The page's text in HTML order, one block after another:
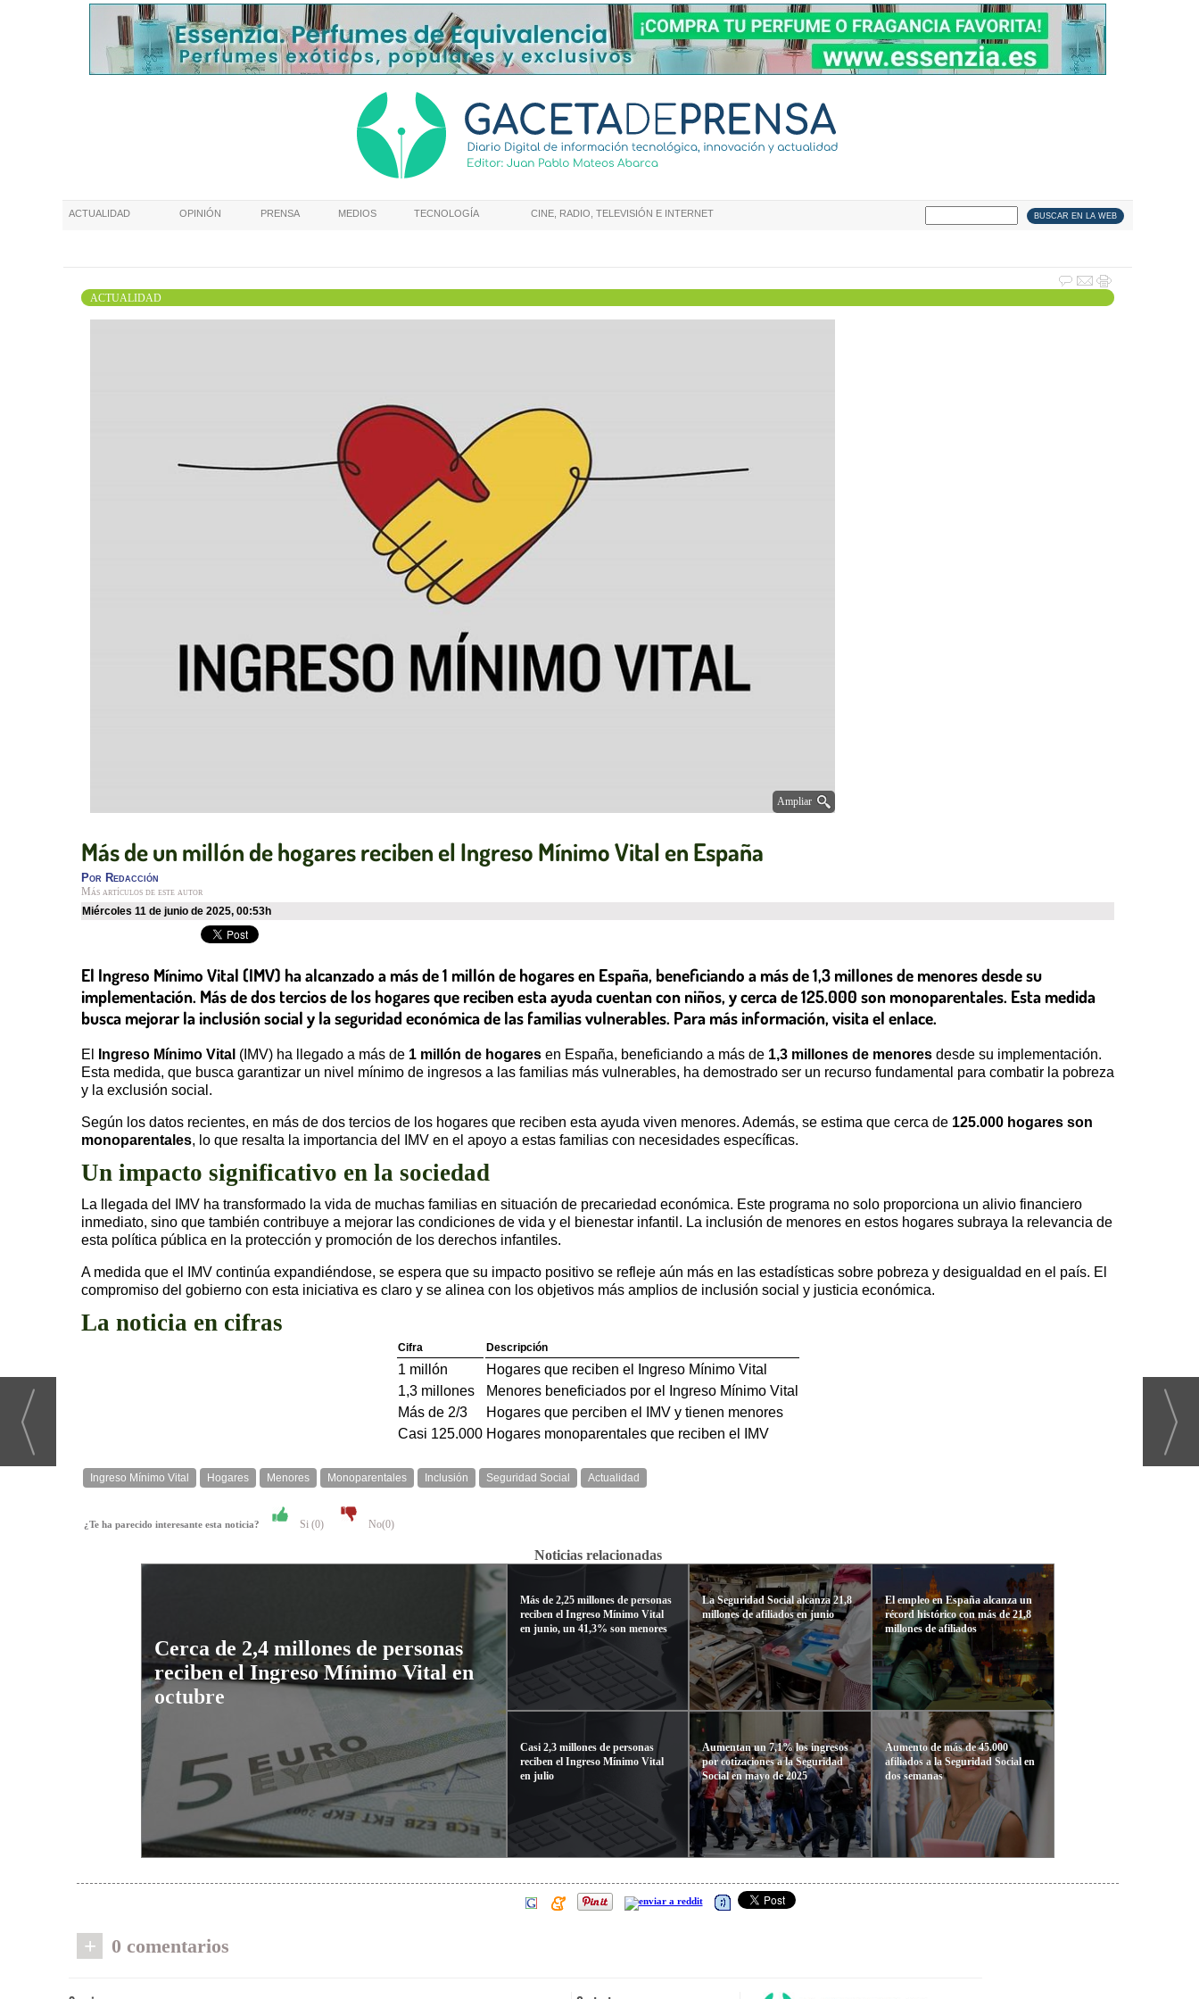
ACTUALIDAD OPINIÓN PRENSA MEDIOS TECNOLOGÍA CINE, RADIO, TELEVISIÓN E INTERNET
ACTUALIDAD
Ampliar
Más de un millón de hogares reciben el Ingreso Mínimo Vital en España
Por Redacción
Más artículos de este autor
miércoles 11 de junio de 2025, 00:53h
El Ingreso Mínimo Vital (IMV) ha alcanzado a más de 1 millón de hogares en España, beneficiando a más de 1,3 millones de menores desde su
implementación. Más de dos tercios de los hogares que reciben esta ayuda cuentan con niños, y cerca de 125.000 son monoparentales. Esta medida
busca mejorar la inclusión social y la seguridad económica de las familias vulnerables. Para más información, visita el enlace.
El Ingreso Mínimo Vital (IMV) ha llegado a más de 1 millón de hogares en España, beneficiando a más de 1,3 millones de menores desde su implementación.
Esta medida, que busca garantizar un nivel mínimo de ingresos a las familias más vulnerables, ha demostrado ser un recurso fundamental para combatir la pobreza
y la exclusión social.
Según los datos recientes, en más de dos tercios de los hogares que reciben esta ayuda viven menores. Además, se estima que cerca de 125.000 hogares son
monoparentales, lo que resalta la importancia del IMV en el apoyo a estas familias con necesidades específicas.
Un impacto significativo en la sociedad
La llegada del IMV ha transformado la vida de muchas familias en situación de precariedad económica. Este programa no solo proporciona un alivio financiero
inmediato, sino que también contribuye a mejorar las condiciones de vida y el bienestar infantil. La inclusión de menores en estos hogares subraya la relevancia de
esta política pública en la protección y promoción de los derechos infantiles.
A medida que el IMV continúa expandiéndose, se espera que su impacto positivo se refleje aún más en las estadísticas sobre pobreza y desigualdad en el país. El
compromiso del gobierno con esta iniciativa es claro y se alinea con los objetivos más amplios de inclusión social y justicia económica.
La noticia en cifras
Cifra Descripción
1 millón
Hogares que reciben el Ingreso Mínimo Vital
1,3 millones
Menores beneficiados por el Ingreso Mínimo Vital
Más de 2/3
Hogares que perciben el IMV y tienen menores
Casi 125.000 Hogares monoparentales que reciben el IMV
Ingreso Mínimo Vital Hogares Menores Monoparentales Inclusión Seguridad Social Actualidad
¿Te ha parecido interesante esta noticia? Si (0) No(0)
Noticias relacionadas
Cerca de 2,4 millones de personas
reciben el Ingreso Mínimo Vital en
octubre
Más de 2,25 millones de personas
reciben el Ingreso Mínimo Vital
en junio, un 41,3% son menores
Casi 2,3 millones de personas
reciben el Ingreso Mínimo Vital
en julio
La Seguridad Social alcanza 21,8
millones de afiliados en junio
Aumentan un 7,1% los ingresos
por cotizaciones a la Seguridad
Social en mayo de 2025
El empleo en España alcanza un
récord histórico con más de 21,8
millones de afiliados
Aumento de más de 45.000
afiliados a la Seguridad Social en
dos semanas
+ 0 comentarios